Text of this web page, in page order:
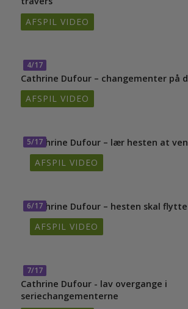
AFSPIL VIDEO
4/17
Cathrine Dufour – changementer på
AFSPIL VIDEO
5/17
Cathrine Dufour – lær hesten at
AFSPIL VIDEO
6/17
Cathrine Dufour – hesten skal
AFSPIL VIDEO
7/17
Cathrine Dufour - lav overgange i
seriechangementerne